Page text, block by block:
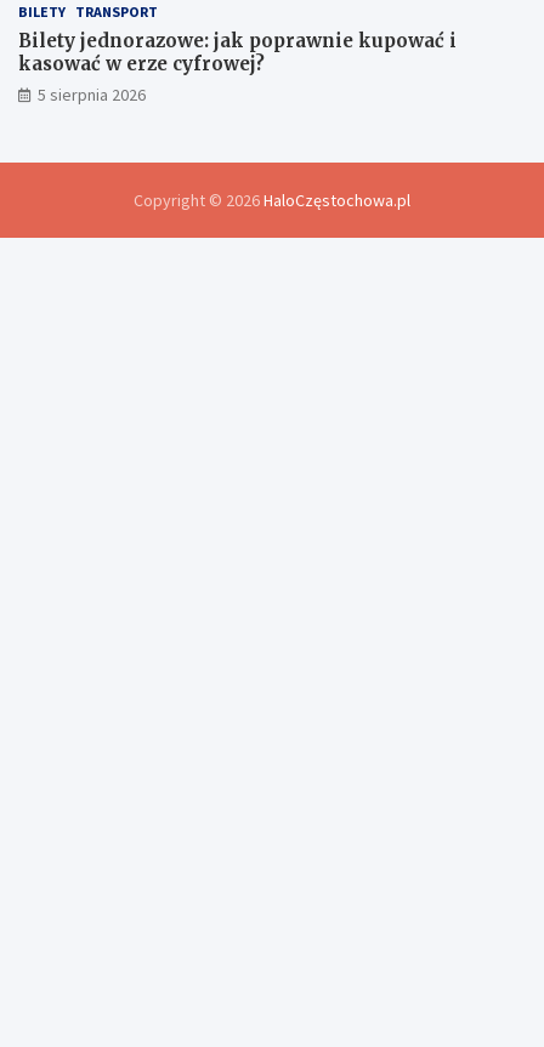
BILETY TRANSPORT
Bilety jednorazowe: jak poprawnie kupować i
kasować w erze cyfrowej?
5 sierpnia 2026
Copyright © 2026HaloCzęstochowa.pl